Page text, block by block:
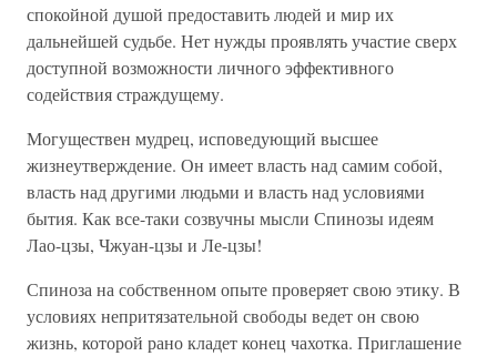
спокойной душой предоставить людей и мир их
дальнейшей судьбе. Нет нужды проявлять участие сверх
доступной возможности личного эффективного
содействия страждущему.
Могуществен мудрец, исповедующий высшее
жизнеутверждение. Он имеет власть над самим собой,
власть над другими людьми и власть над условиями
бытия. Как все-таки созвучны мысли Спинозы идеям
Лао-цзы, Чжуан-цзы и Ле-цзы!
Спиноза на собственном опыте проверяет свою этику. В
условиях непритязательной свободы ведет он свою
жизнь, которой рано кладет конец чахотка. Приглашение